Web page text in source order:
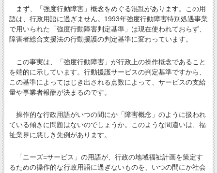
まず、「強度行動障害」概念をめぐる混乱があります。この用
語は、行政用語に過ぎません。1993年強度行動障害特別処遇事業
で用いられた「強度行動障害判定基準」は現在使われておらず、
障害者総合支援法の行動援護の判定基準に変わっています。
この事実は、「強度行動障害」が行政上の操作概念であること
を端的に示しています。行動援護サービスの判定基準ですから、
この基準によってはじき出される点数によって、サービスの支給
量や事業者報酬が決まるのです。
操作的な行政用語がいつの間にか「障害概念」のように扱われ
ている傾きに問題はないのでしょうか。このような間違いは、福
祉業界に悪しき先例があります。
「ニーズ=サービス」の用語が、行政の地域福祉計画を策定す
るための操作的な行政用語に過ぎないものを、いつの間にか社会